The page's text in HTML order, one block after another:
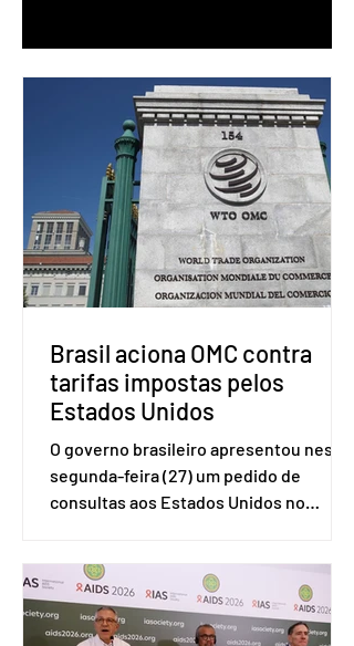
Brasil aciona OMC contra
tarifas impostas pelos
Estados Unidos
O governo brasileiro apresentou nesta
segunda-feira (27) um pedido de
consultas aos Estados Unidos no
(OMC), contestando duas medidas
tarifárias adotadas pelo país norte-
americano com base na Seção 301 da